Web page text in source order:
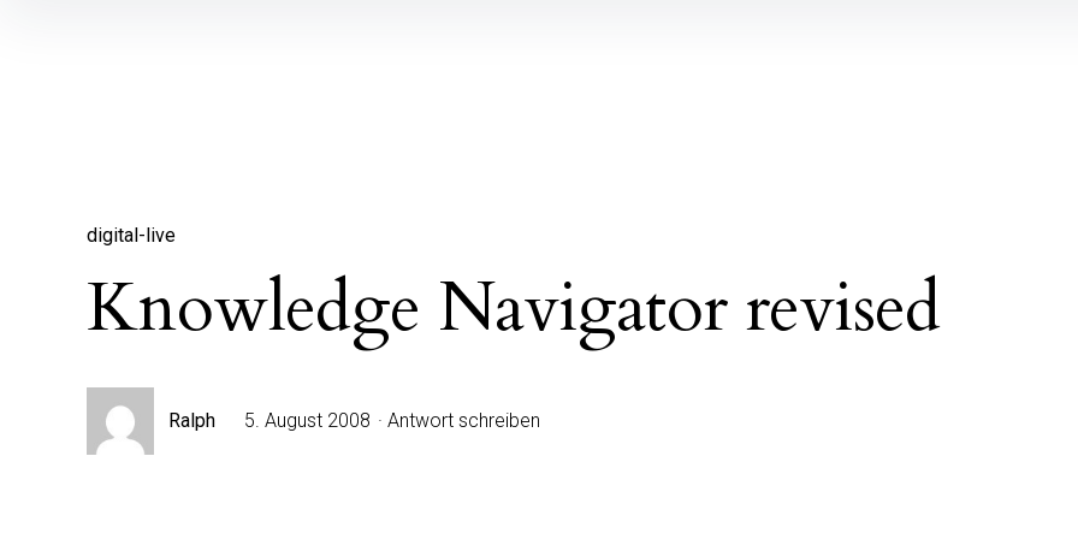
digital-live
Knowledge Navigator revised
Ralph 5. August 2008 Antwort schreiben